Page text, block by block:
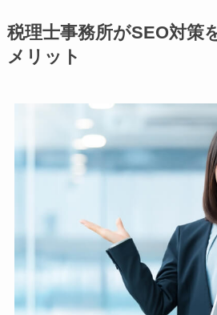
税理士事務所がSEO対策
メリット